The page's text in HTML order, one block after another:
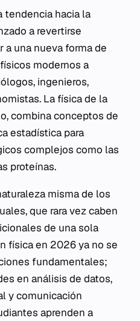
tendencia hacia la
a revertirse
a una nueva forma de
modernos a
ingenieros,
La física de la
combina conceptos de
estadística para
complejos como las
proteínas.
misma de los
que rara vez caben
de una sola
física en 2026 ya no se
fundamentales;
en análisis de datos,
y comunicación
aprenden a